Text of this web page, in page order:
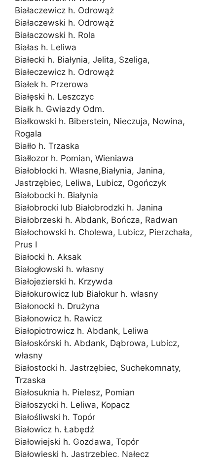
Białaczewicz h. Odrowąż
Białaczewski h. Odrowąż
Białaczowski h. Rola
Białas h. Leliwa
Białecki h. Białynia, Jelita, Szeliga,
Białeczewicz h. Odrowąż
Białek h. Przerowa
Białęski h. Leszczyc
Białk h. Gwiazdy Odm.
Białkowski h. Biberstein, Nieczuja, Nowina,
Rogala
Białło h. Trzaska
Białłozor h. Pomian, Wieniawa
Białobłocki h. Własne,Białynia, Janina,
Jastrzębiec, Leliwa, Lubicz, Ogończyk
Białobocki h. Białynia
Białobrocki lub Białobrodzki h. Janina
Białobrzeski h. Abdank, Bończa, Radwan
Białochowski h. Cholewa, Lubicz, Pierzchała,
Prus I
Białocki h. Aksak
Białogłowski h. własny
Białojezierski h. Krzywda
Białokurowicz lub Białokur h. własny
Białonocki h. Drużyna
Białonowicz h. Rawicz
Białopiotrowicz h. Abdank, Leliwa
Białoskórski h. Abdank, Dąbrowa, Lubicz,
własny
Białostocki h. Jastrzębiec, Suchekomnaty,
Trzaska
Białosuknia h. Pielesz, Pomian
Białoszycki h. Leliwa, Kopacz
Białośliwski h. Topór
Białowicz h. Łabędź
Białowiejski h. Gozdawa, Topór
Białowieski h. Jastrzębiec, Nałęcz